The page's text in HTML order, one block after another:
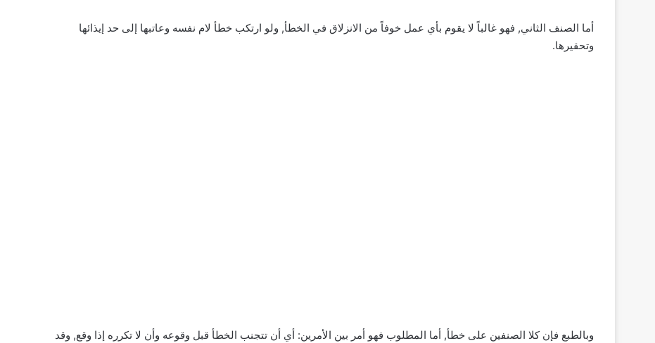
أما الصنف الثاني, فهو غالباً لا يقوم بأي عمل خوفاً من الانزلاق في الخطأ, ولو ارتكب خطأ لام نفسه وعاتبها إلى حد إيذائها
وتحقيرها.
وبالطبع فإن كلا الصنفين على خطأ, أما المطلوب فهو أمر بين الأمرين: أي أن تتجنب الخطأ قبل وقوعه وأن لا تكرره إذا وقع, وقد